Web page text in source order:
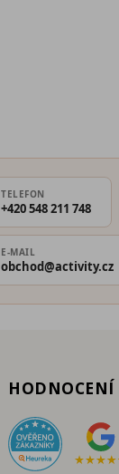
TELEFON
+420 548 211 748
E-MAIL
obchod@activity.cz
HODNOCENÍ